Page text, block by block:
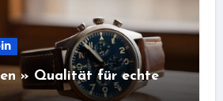
» Qualität für echte